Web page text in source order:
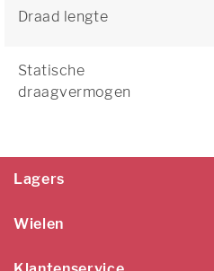
Draad lengte
Statische
draagvermogen
Lagers
Wielen